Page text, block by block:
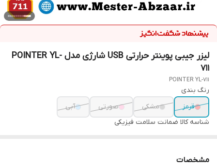
لیزر جیبی پوینتر حرارتی USB شارژی مدل POINTER YL-
711
POINTER YL-711
رنگ بندی
قرمز
مشکی صورتی
آبی
شناسه کالا ضمانت سلامت فیزیکی
مشخصات